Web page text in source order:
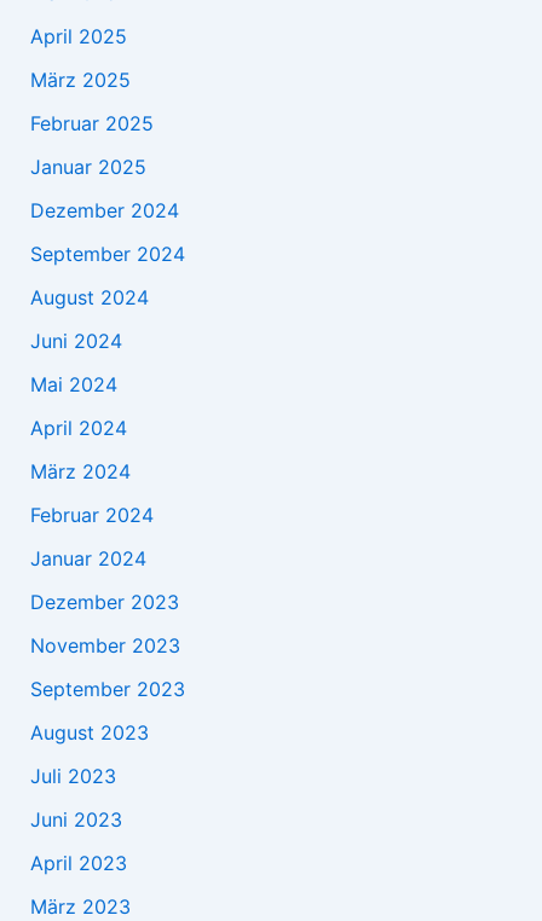
April 2025
März 2025
Februar 2025
Januar 2025
Dezember 2024
September 2024
August 2024
Juni 2024
Mai 2024
April 2024
März 2024
Februar 2024
Januar 2024
Dezember 2023
November 2023
September 2023
August 2023
Juli 2023
Juni 2023
April 2023
März 2023